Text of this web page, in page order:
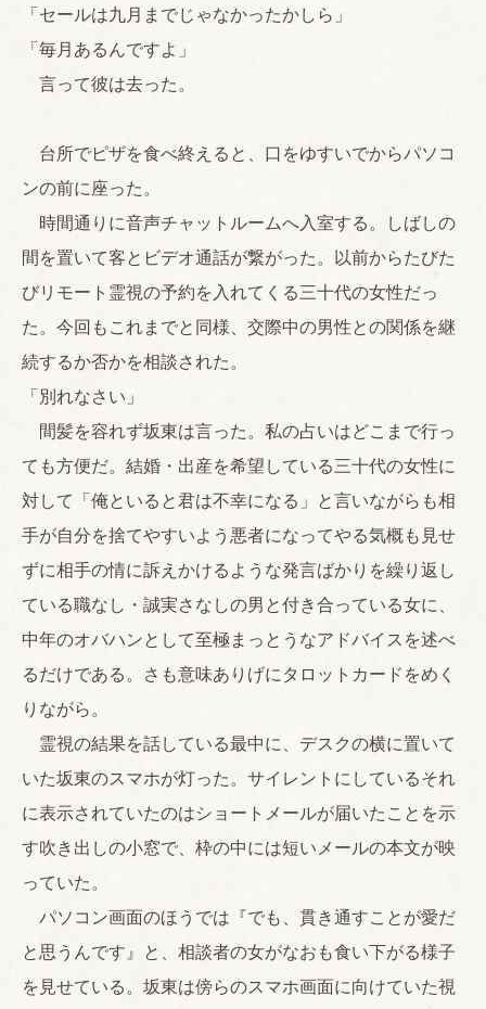
「セールは九月までじゃなかったかしら」
「毎月あるんですよ」
言って彼は去った。
台所でピザを食べ終えると、口をゆすいでからパソコ
ンの前に座った。
時間通りに音声チャットルームへ入室する。しばしの
間を置いて客とビデオ通話が繋がった。以前からたびた
びリモート霊視の予約を入れてくる三十代の女性だっ
た。今回もこれまでと同様、交際中の男性との関係を継
続するか否かを相談された。
「別れなさい」
間髪を容れず坂東は言った。私の占いはどこまで行っ
ても方便だ。結婚・出産を希望している三十代の女性に
対して「俺といると君は不幸になる」と言いながらも相
手が自分を捨てやすいよう悪者になってやる気概も見せ
ずに相手の情に訴えかけるような発言ばかりを繰り返し
ている職なし・誠実さなしの男と付き合っている女に、
中年のオバハンとして至極まっとうなアドバイスを述べ
るだけである。さも意味ありげにタロットカードをめく
りながら。
霊視の結果を話している最中に、デスクの横に置いて
いた坂東のスマホが灯った。サイレントにしているそれ
に表示されていたのはショートメールが届いたことを示
す吹き出しの小窓で、枠の中には短いメールの本文が映
っていた。
パソコン画面のほうでは『でも、貫き通すことが愛だ
と思うんです』と、相談者の女がなおも食い下がる様子
を見せている。坂東は傍らのスマホ画面に向けていた視